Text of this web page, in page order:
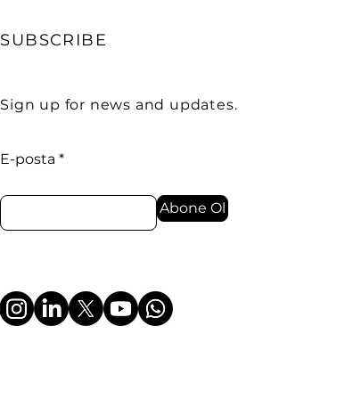
SUBSCRIBE
Sign up for news and updates.
E-posta
Abone Ol